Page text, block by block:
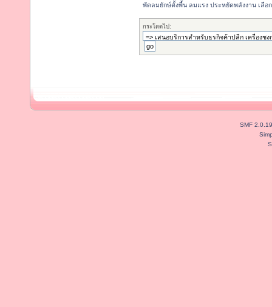
พัดลมยักษ์ตั้งพื้น ลมแรง ประหยัดพลังงาน เลือ
กระโดดไป:
SMF 2.0.19